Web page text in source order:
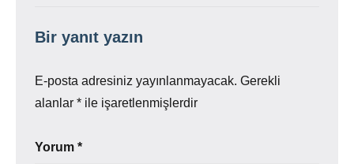
Bir yanıt yazın
E-posta adresiniz yayınlanmayacak. Gerekli
alanlar * ile işaretlenmişlerdir
Yorum *